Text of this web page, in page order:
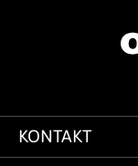
KONTAKT